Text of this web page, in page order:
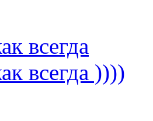
всегда
всегда ))))